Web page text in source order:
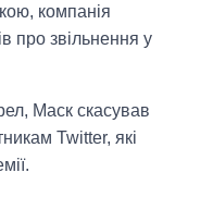
компанія
про звільнення у
Маск скасував
Twitter, які